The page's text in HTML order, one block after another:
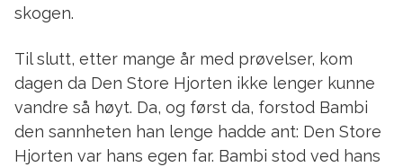
skogen.
Til slutt, etter mange år med prøvelser, kom
dagen da Den Store Hjorten ikke lenger kunne
vandre så høyt. Da, og først da, forstod Bambi
den sannheten han lenge hadde ant: Den Store
Hjorten var hans egen far. Bambi stod ved hans